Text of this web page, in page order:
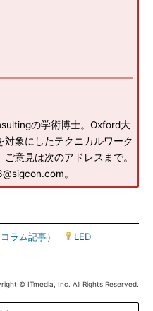
の学術博士。Oxford大
象にしたテクニカルワーク
意見は次のアドレスまで。
。
ラム記事） LED
© ITmedia, Inc. All Rights Reserved.